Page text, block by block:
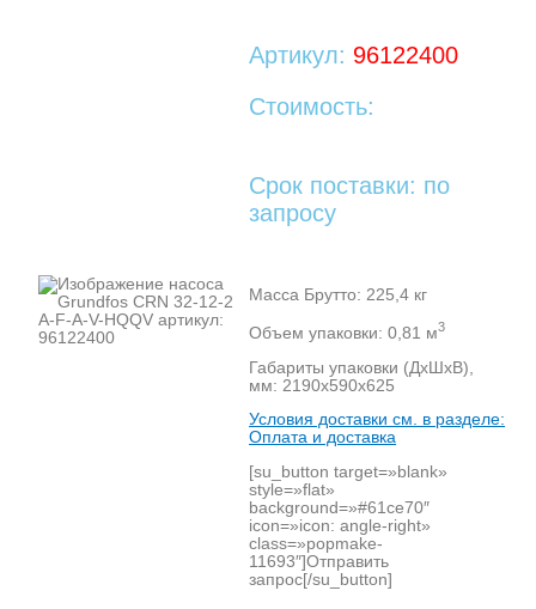
Артикул: 96122400
Стоимость:
Срок поставки: по
запросу
Масса Брутто: 225,4 кг
Объем упаковки: 0,81 м3
Габариты упаковки (ДхШхВ),
мм: 2190х590х625
Условия доставки см. в разделе:
Оплата и доставка
[su_button target=»blank»
style=»flat»
background=»#61ce70″
icon=»icon: angle-right»
class=»popmake-
11693″]Отправить
запрос[/su_button]